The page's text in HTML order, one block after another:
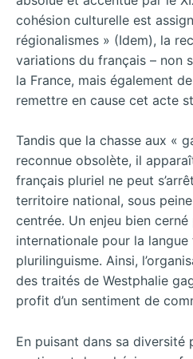
cohésion culturelle est
régionalismes » (Idem), la
variations du français – non
la France, mais également
remettre en cause cet acte
Tandis que la chasse aux «
reconnue obsolète, il
français pluriel ne peut
territoire national, sous
centrée. Un enjeu bien
internationale pour la
plurilinguisme. Ainsi,
des traités de Westphalie
profit d’un sentiment de
En puisant dans sa diversité